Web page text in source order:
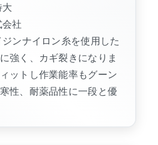
大
社
ンナイロン糸を使用した
強く、カギ裂きになりま
ットし作業能率もグーン
性、耐薬品性に一段と優